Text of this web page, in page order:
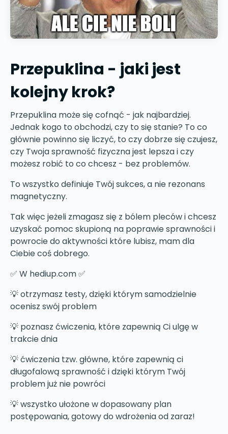
Przepuklina - jaki jest
kolejny krok?
Przepuklina może się cofnąć - jak najbardziej.
Jednak kogo to obchodzi, czy to się stanie? To co
głównie powinno się liczyć, to czy dobrze się czujesz,
czy Twoja sprawność fizyczna jest lepsza i czy
możesz robić to co chcesz - bez problemów.
To wszystko definiuje Twój sukces, a nie rezonans
magnetyczny.
Tak więc jeżeli zmagasz się z bólem pleców i chcesz
uzyskać pomoc skupioną na poprawie sprawności i
powrocie do aktywności które lubisz, mam dla
Ciebie coś dobrego.
✅ W hediup.com ✅
💡 otrzymasz testy, dzięki którym samodzielnie
ocenisz swój problem
💡 poznasz ćwiczenia, które zapewnią Ci ulgę w
trakcie dnia
💡 ćwiczenia tzw. główne, które zapewnią ci
długofalową sprawność i dzięki którym Twój
problem już nie powróci
💡 wszystko ułożone w dopasowany plan
postępowania, gotowy do wdrożenia od zaraz!